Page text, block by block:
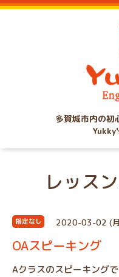
多賀城市内の初
レッス
指定なし 2020-03-02 (
OAスピーキング
Aクラスのスピーキングで